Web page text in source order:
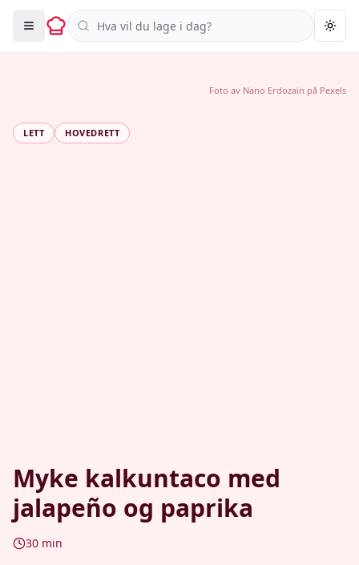
Søk i oppskrifter
LETT HOVEDRETT
Myke kalkuntaco med
jalapeño og paprika
30 min
Foto av Nano Erdozain på Pexels